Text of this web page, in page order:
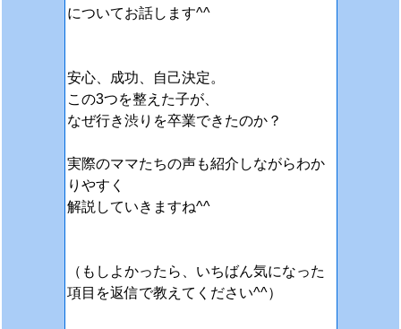
についてお話します^^
安心、成功、自己決定。
この3つを整えた子が、
なぜ行き渋りを卒業できたのか？
実際のママたちの声も紹介しながらわか
りやすく
解説していきますね^^
（もしよかったら、いちばん気になった
項目を返信で教えてください^^）